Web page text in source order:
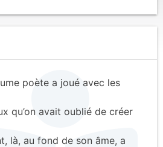
poète a joué avec les
qu’on avait oublié de créer
là, au fond de son âme, a